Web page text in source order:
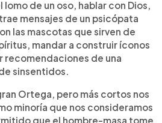
de un oso, hablar con Dios,
mensajes de un psicópata
las mascotas que sirven de
mandar a construir íconos
recomendaciones de una
sinsentidos.
Ortega, pero más cortos nos
minoría que nos consideramos
que el hombre-masa tome